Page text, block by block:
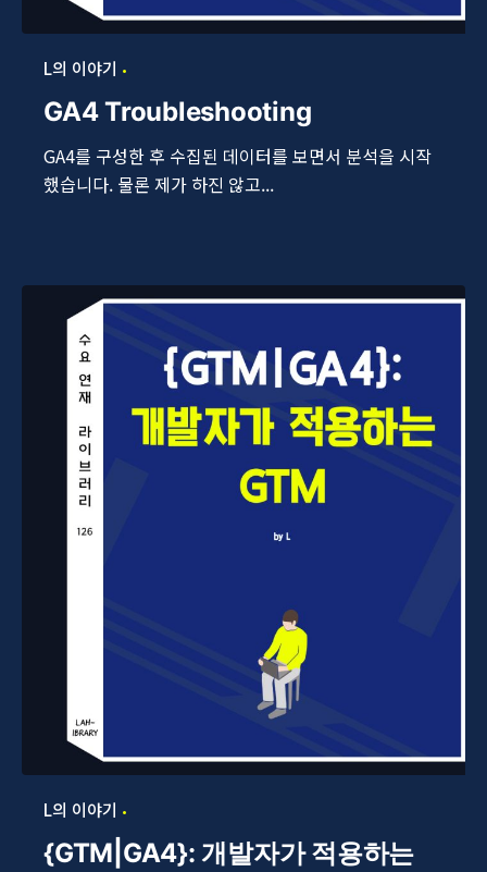
L의 이야기
GA4 Troubleshooting
GA4를 구성한 후 수집된 데이터를 보면서 분석을 시작
했습니다. 물론 제가 하진 않고...
L의 이야기
{GTM|GA4}: 개발자가 적용하는